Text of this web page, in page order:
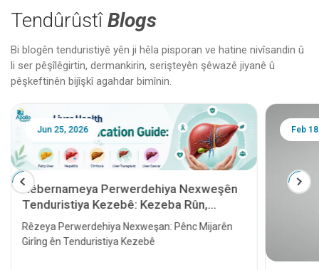
TendûrûstîBlogs
Bi blogên tenduristiyê yên ji hêla pisporan ve hatine nivîsandin û
li ser pêşîlêgirtin, dermankirin, serişteyên şêwazê jiyanê û
pêşkeftinên bijîşkî agahdar bimînin.
Jun 25, 2026
Rêbernameya Perwerdehiya Nexweşên
Tenduristiya Kezebê: Kezeba Rûn,
Hepatît, Sîroz, Veguheztina Kezebê û
Penceşêra Kezebê
Rêzeya Perwerdehiya Nexweşan: Pênc Mijarên
Girîng ên Tenduristiya Kezebê
Feb